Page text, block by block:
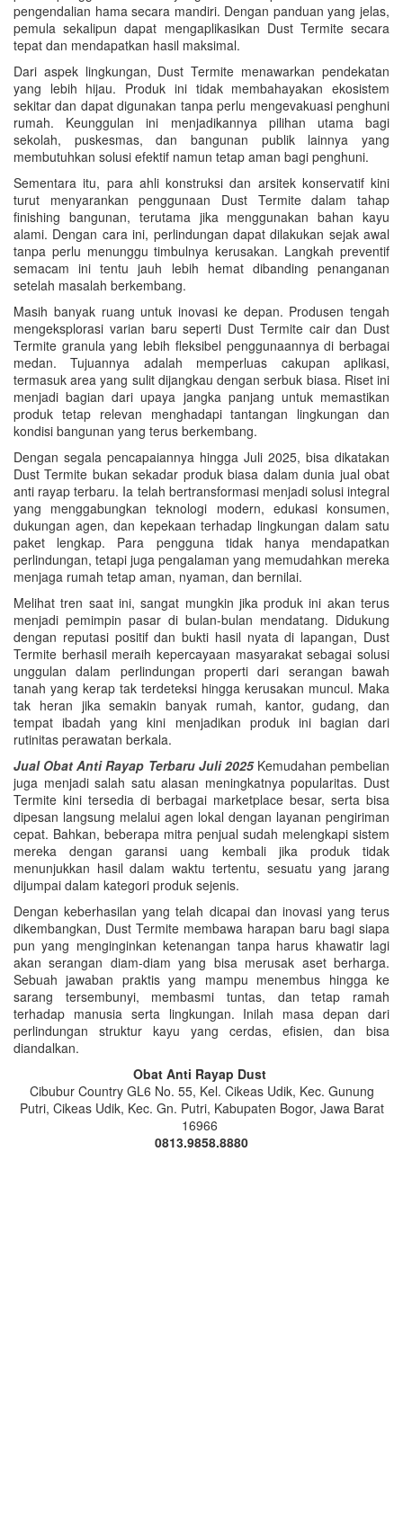
pengendalian hama secara mandiri. Dengan panduan yang jelas,
pemula sekalipun dapat mengaplikasikan Dust Termite secara
tepat dan mendapatkan hasil maksimal.
Dari aspek lingkungan, Dust Termite menawarkan pendekatan
yang lebih hijau. Produk ini tidak membahayakan ekosistem
sekitar dan dapat digunakan tanpa perlu mengevakuasi penghuni
rumah. Keunggulan ini menjadikannya pilihan utama bagi
sekolah, puskesmas, dan bangunan publik lainnya yang
membutuhkan solusi efektif namun tetap aman bagi penghuni.
Sementara itu, para ahli konstruksi dan arsitek konservatif kini
turut menyarankan penggunaan Dust Termite dalam tahap
finishing bangunan, terutama jika menggunakan bahan kayu
alami. Dengan cara ini, perlindungan dapat dilakukan sejak awal
tanpa perlu menunggu timbulnya kerusakan. Langkah preventif
semacam ini tentu jauh lebih hemat dibanding penanganan
setelah masalah berkembang.
Masih banyak ruang untuk inovasi ke depan. Produsen tengah
mengeksplorasi varian baru seperti Dust Termite cair dan Dust
Termite granula yang lebih fleksibel penggunaannya di berbagai
medan. Tujuannya adalah memperluas cakupan aplikasi,
termasuk area yang sulit dijangkau dengan serbuk biasa. Riset ini
menjadi bagian dari upaya jangka panjang untuk memastikan
produk tetap relevan menghadapi tantangan lingkungan dan
kondisi bangunan yang terus berkembang.
Dengan segala pencapaiannya hingga Juli 2025, bisa dikatakan
Dust Termite bukan sekadar produk biasa dalam dunia jual obat
anti rayap terbaru. Ia telah bertransformasi menjadi solusi integral
yang menggabungkan teknologi modern, edukasi konsumen,
dukungan agen, dan kepekaan terhadap lingkungan dalam satu
paket lengkap. Para pengguna tidak hanya mendapatkan
perlindungan, tetapi juga pengalaman yang memudahkan mereka
menjaga rumah tetap aman, nyaman, dan bernilai.
Melihat tren saat ini, sangat mungkin jika produk ini akan terus
menjadi pemimpin pasar di bulan-bulan mendatang. Didukung
dengan reputasi positif dan bukti hasil nyata di lapangan, Dust
Termite berhasil meraih kepercayaan masyarakat sebagai solusi
unggulan dalam perlindungan properti dari serangan bawah
tanah yang kerap tak terdeteksi hingga kerusakan muncul. Maka
tak heran jika semakin banyak rumah, kantor, gudang, dan
tempat ibadah yang kini menjadikan produk ini bagian dari
rutinitas perawatan berkala.
Jual Obat Anti Rayap Terbaru Juli 2025Kemudahan pembelian
juga menjadi salah satu alasan meningkatnya popularitas. Dust
Termite kini tersedia di berbagai marketplace besar, serta bisa
dipesan langsung melalui agen lokal dengan layanan pengiriman
cepat. Bahkan, beberapa mitra penjual sudah melengkapi sistem
mereka dengan garansi uang kembali jika produk tidak
menunjukkan hasil dalam waktu tertentu, sesuatu yang jarang
dijumpai dalam kategori produk sejenis.
Dengan keberhasilan yang telah dicapai dan inovasi yang terus
dikembangkan, Dust Termite membawa harapan baru bagi siapa
pun yang menginginkan ketenangan tanpa harus khawatir lagi
akan serangan diam-diam yang bisa merusak aset berharga.
Sebuah jawaban praktis yang mampu menembus hingga ke
sarang tersembunyi, membasmi tuntas, dan tetap ramah
terhadap manusia serta lingkungan. Inilah masa depan dari
perlindungan struktur kayu yang cerdas, efisien, dan bisa
diandalkan.
Obat Anti Rayap Dust
Cibubur Country GL6 No. 55, Kel. Cikeas Udik, Kec. Gunung
Putri, Cikeas Udik, Kec. Gn. Putri, Kabupaten Bogor, Jawa Barat
16966
0813.9858.8880